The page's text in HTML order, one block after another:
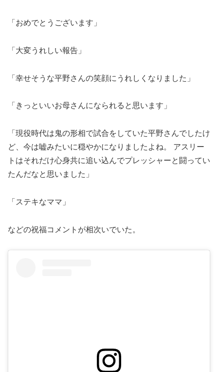
「おめでとうございます」
「大変うれしい報告」
「幸せそうな平野さんの笑顔にうれしくなりました」
「きっといいお母さんになられると思います」
「現役時代は鬼の形相で試合をしていた平野さんでしたけ
ど、今は嘘みたいに穏やかになりましたよね。 アスリー
トはそれだけ心身共に追い込んでプレッシャーと闘ってい
たんだなと思いました」
「ステキなママ」
などの祝福コメントが相次いでいた。